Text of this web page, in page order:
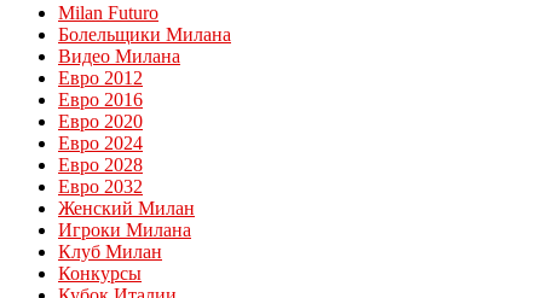
Milan Futuro
Болельщики Милана
Видео Милана
Евро 2012
Евро 2016
Евро 2020
Евро 2024
Евро 2028
Евро 2032
Женский Милан
Игроки Милана
Клуб Милан
Конкурсы